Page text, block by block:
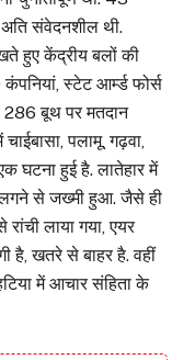
संवेदनशील थी.
हुए केंद्रीय बलों की
स्टेट आर्म्ड फोर्स
286 बूथ पर मतदान
पलामू, गढ़वा,
घटना हुई है. लातेहार में
से जख्मी हुआ. जैसे ही
लाया गया, एयर
है, खतरे से बाहर है. वहीं
में आचार संहिता के